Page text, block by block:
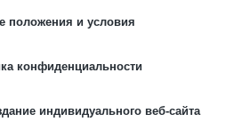
положения и условия
конфиденциальности
индивидуального веб-сайта